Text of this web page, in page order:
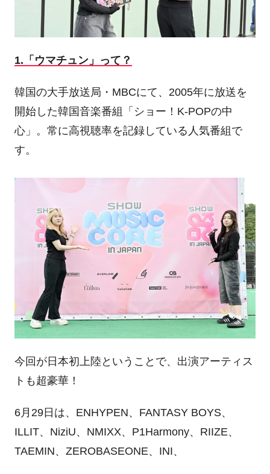
1.「ウマチュン」って？
韓国の大手放送局・MBCにて、2005年に放送を
開始した韓国音楽番組「ショー！K-POPの中
心」。常に高視聴率を記録している人気番組で
す。
今回が日本初上陸ということで、出演アーティス
トも超豪華！
6月29日は、ENHYPEN、FANTASY BOYS、
ILLIT、NiziU、NMIXX、P1Harmony、RIIZE、
TAEMIN、ZEROBASEONE、INI、